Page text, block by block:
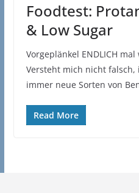
Foodtest:
& Low Sugar
Vorgeplänkel ENDLICH mal
Versteht mich nicht falsch,
immer neue Sorten von
Read More